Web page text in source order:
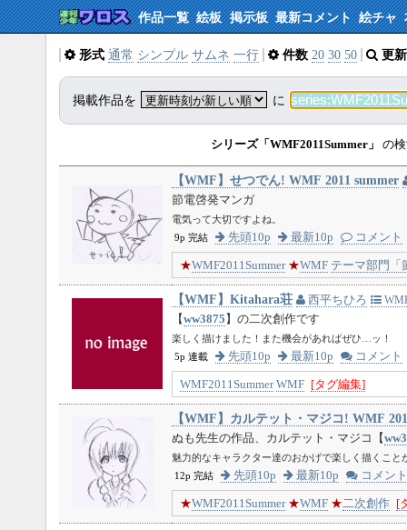
作品一覧 絵板 掲示板 最新コメント 絵チャ
形式 通常 シンプル サムネ 一行 件数 20 30 50 更
掲載作品を に
シリーズ「WMF2011Summer」 の
【WMF】せつでん! WMF 2011 summer
節電啓発マンガ
電気って大切ですよね。
9p 完結
先頭10p 最新10p コメント
★WMF2011Summer ★WMF テーマ部門「
【WMF】Kitahara荘 西平ちひろ
【ww3875 】の二次創作です
楽しく描けました！また機会があればぜひ…ッ！
5p 連載
先頭10p 最新10p コメント
WMF2011Summer WMF [タグ編集]
【WMF】カルテット・マジコ! WMF
ぬも先生の作品、カルテット・マジコ【
魅力的なキャラクター達のおかげで楽しく描くこと
12p 完結
先頭10p 最新10p コメント
★WMF2011Summer ★WMF ★ 二次創作 [